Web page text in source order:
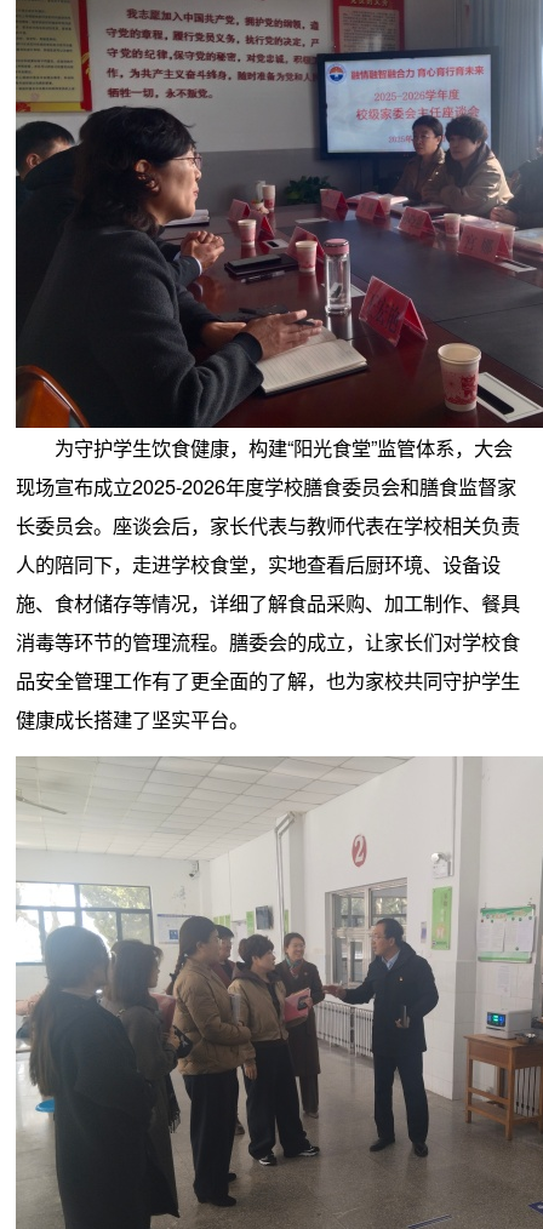
为守护学生饮食健康，构建“阳光食堂”监管体系，大会
现场宣布成立2025-2026年度学校膳食委员会和膳食监督家
长委员会。座谈会后，家长代表与教师代表在学校相关负责
人的陪同下，走进学校食堂，实地查看后厨环境、设备设
施、食材储存等情况，详细了解食品采购、加工制作、餐具
消毒等环节的管理流程。膳委会的成立，让家长们对学校食
品安全管理工作有了更全面的了解，也为家校共同守护学生
健康成长搭建了坚实平台。